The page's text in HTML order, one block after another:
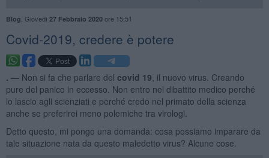
Blog Giovedì 27 Febbraio 2020ore 15:51
Covid-2019, credere è potere
. — Non si fa che parlare del covid 19 , il nuovo virus. Creando
pure del panico in eccesso. Non entro nel dibattito medico perché
lo lascio agli scienziati e perché credo nel primato della scienza
anche se preferirei meno polemiche tra virologi.
Detto questo, mi pongo una domanda: cosa possiamo imparare da
tale situazione nata da questo maledetto virus? Alcune cose.